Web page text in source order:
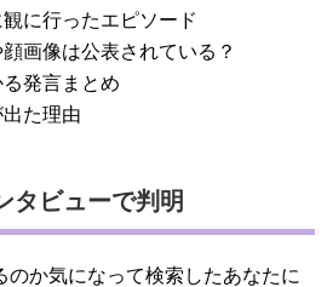
に行ったエピソード
画像は公表されている？
発言まとめ
た理由
タビューで判明
のか気になって検索したあなたに